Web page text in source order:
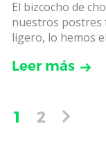
El bizcocho de
nuestros postres
ligero, lo hemos
Leer más
1 2